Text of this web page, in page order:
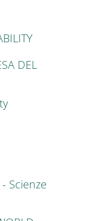
DEL
Scienze